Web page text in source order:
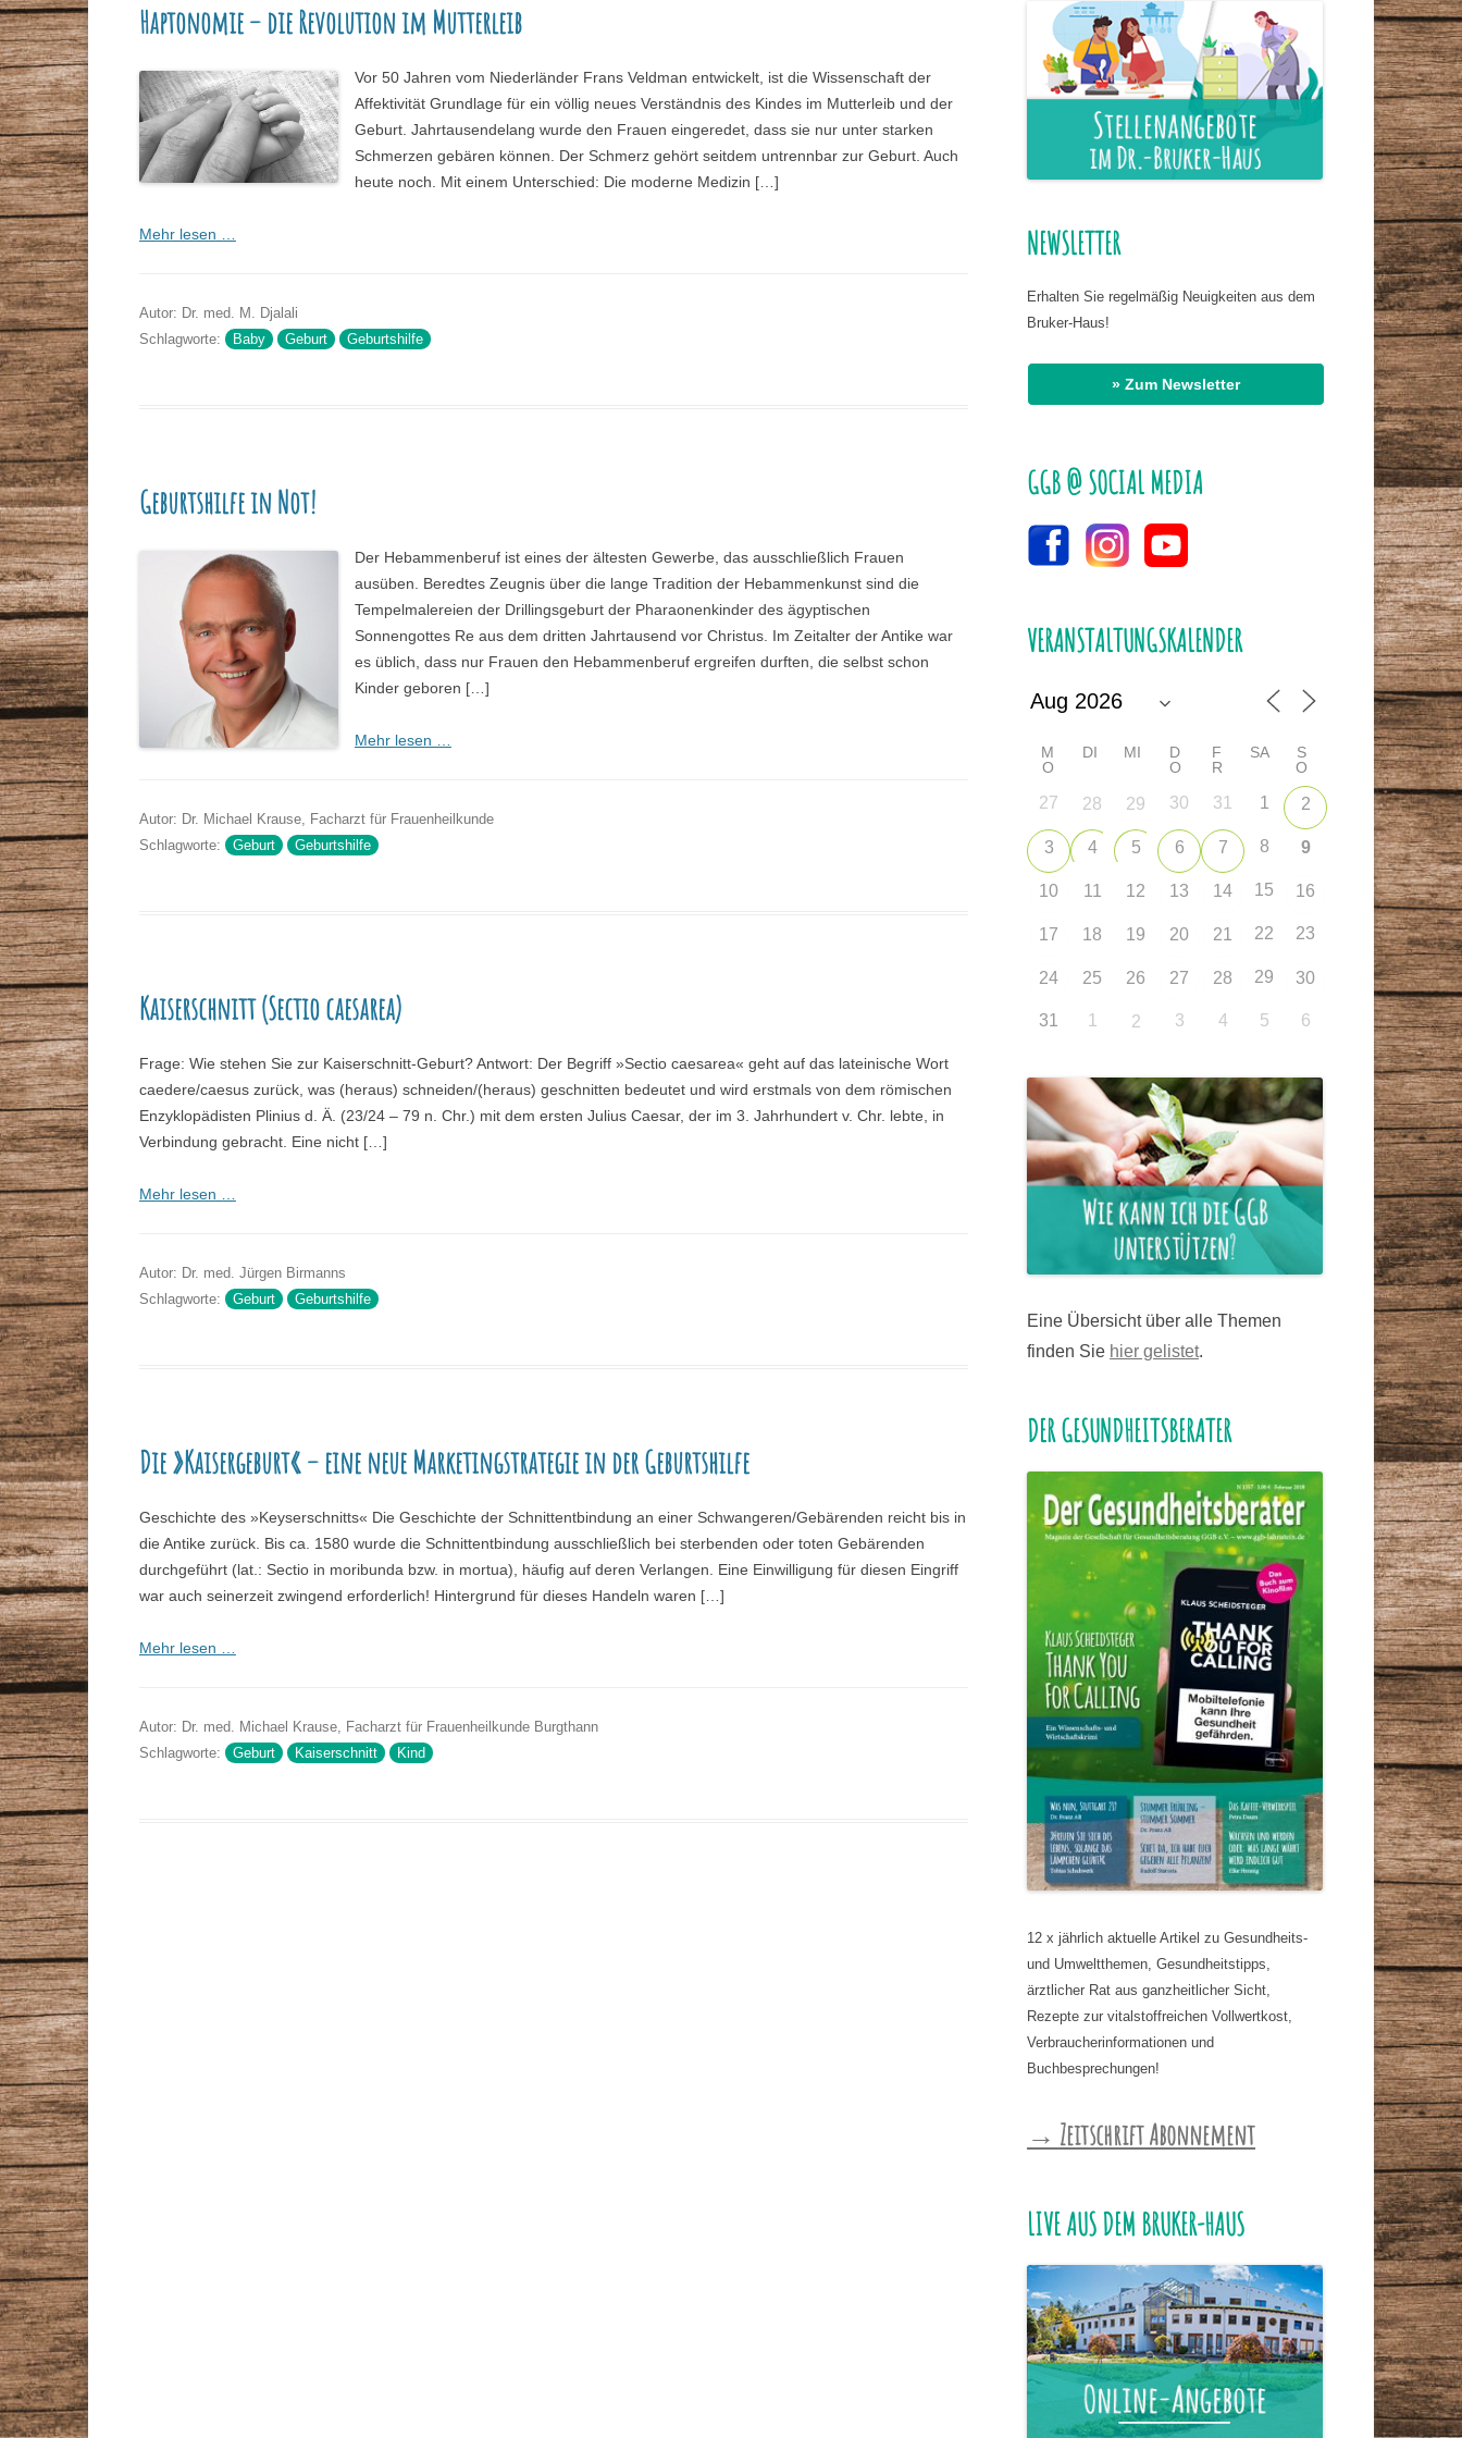
STAMMTISCHE
ZEITSCHRIFT
DR. MAX-OTTO-BRUKER
BIOGRAFIE
POLITISCHES ENGAGEMENT
DR.-BRUKER-GARTEN
SCHLUSSSEMINARE
PRAXISSEMINARE
LEBENSBERATUNG
VORTRÄGE
GESPRÄCHSKREIS HASSAN EL
KHOMRI
MATHIAS JUNG
ÄRZTLICHER RAT DR. BIRMANNS
VORTRÄGE EXTERN
ORDNUNG UNSERER NAHRUNG
WISSENSCHAFTLER
VOLLWERTKOST
VIDEOS
NACH THEMENGEBIETEN
Haptonomie – die Revolution im Mutterleib
Vor 50 Jahren vom Niederländer Frans Veldman entwickelt, ist die Wissenschaft der
Affektivität Grundlage für ein völlig neues Verständnis des Kindes im Mutterleib und der
Geburt. Jahrtausendelang wurde den Frauen eingeredet, dass sie nur unter starken
Schmerzen gebären können. Der Schmerz gehört seitdem untrennbar zur Geburt. Auch
heute noch. Mit einem Unterschied: Die moderne Medizin […]
Mehr lesen …
Autor: Dr. med. M. Djalali
Schlagworte:
Baby Geburt Geburtshilfe
Geburtshilfe in Not!
Der Hebammenberuf ist eines der ältesten Gewerbe, das ausschließlich Frauen
ausüben. Beredtes Zeugnis über die lange Tradition der Hebammenkunst sind die
Tempelmalereien der Drillingsgeburt der Pharaonenkinder des ägyptischen
Sonnengottes Re aus dem dritten Jahrtausend vor Christus. Im Zeitalter der Antike war
es üblich, dass nur Frauen den Hebammenberuf ergreifen durften, die selbst schon
Kinder geboren […]
Mehr lesen …
Autor: Dr. Michael Krause, Facharzt für Frauenheilkunde
Schlagworte:
Geburt Geburtshilfe
Kaiserschnitt (Sectio caesarea)
Frage: Wie stehen Sie zur Kaiserschnitt-Geburt? Antwort: Der Begriff »Sectio caesarea« geht auf das lateinische Wort
caedere/caesus zurück, was (heraus) schneiden/(heraus) geschnitten bedeutet und wird erstmals von dem römischen
Enzyklopädisten Plinius d. Ä. (23/24 – 79 n. Chr.) mit dem ersten Julius Caesar, der im 3. Jahrhundert v. Chr. lebte, in
Verbindung gebracht. Eine nicht […]
Mehr lesen …
Autor: Dr. med. Jürgen Birmanns
Schlagworte:
Geburt Geburtshilfe
Die »Kaisergeburt« – eine neue Marketingstrategie in der Geburtshilfe
Geschichte des »Keyserschnitts« Die Geschichte der Schnittentbindung an einer Schwangeren/Gebärenden reicht bis in
die Antike zurück. Bis ca. 1580 wurde die Schnittentbindung ausschließlich bei sterbenden oder toten Gebärenden
durchgeführt (lat.: Sectio in moribunda bzw. in mortua), häufig auf deren Verlangen. Eine Einwilligung für diesen Eingriff
war auch seinerzeit zwingend erforderlich! Hintergrund für dieses Handeln waren […]
Mehr lesen …
Autor: Dr. med. Michael Krause, Facharzt für Frauenheilkunde Burgthann
Schlagworte:
Geburt Kaiserschnitt Kind
NEWSLETTER
Erhalten Sie regelmäßig Neuigkeiten aus dem
Bruker-Haus!
» Zum Newsletter
GGB @ SOCIAL MEDIA
VERANSTALTUNGSKALENDER
M
O
DI MI
D
O
F
R
SA
S
O
27 28 29 30 31 1 2
3 4 5 6 7 8 9
10 11 12 13 14 15 16
17 18 19 20 21 22 23
24 25 26 27 28 29 30
31 1 2 3 4 5 6
Eine Übersicht über alle Themen
finden Sie hier gelistet.
DER GESUNDHEITSBERATER
12 x jährlich aktuelle Artikel zu Gesundheits-
und Umweltthemen, Gesundheitstipps,
ärztlicher Rat aus ganzheitlicher Sicht,
Rezepte zur vitalstoffreichen Vollwertkost,
Verbraucherinformationen und
Buchbesprechungen!
→ Zeitschrift Abonnement
LIVE AUS DEM BRUKER-HAUS